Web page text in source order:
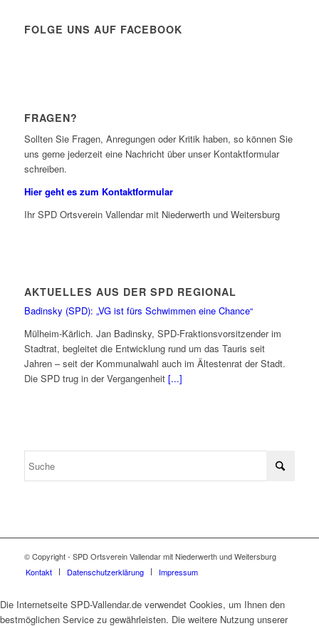
FOLGE UNS AUF FACEBOOK
FRAGEN?
Sollten Sie Fragen, Anregungen oder Kritik haben, so können Sie
uns gerne jederzeit eine Nachricht über unser Kontaktformular
schreiben.
Hier geht es zum Kontaktformular
Ihr SPD Ortsverein Vallendar mit Niederwerth und Weitersburg
AKTUELLES AUS DER SPD REGIONAL
Badinsky (SPD): „VG ist fürs Schwimmen eine Chance“
Mülheim-Kärlich. Jan Badinsky, SPD-Fraktionsvorsitzender im
Stadtrat, begleitet die Entwicklung rund um das Tauris seit
Jahren – seit der Kommunalwahl auch im Ältestenrat der Stadt.
Die SPD trug in der Vergangenheit [...]
© Copyright - SPD Ortsverein Vallendar mit Niederwerth und Weitersburg
Kontakt
Datenschutzerklärung Impressum
Die Internetseite SPD-Vallendar.de verwendet Cookies, um Ihnen den
bestmöglichen Service zu gewährleisten. Die weitere Nutzung unserer